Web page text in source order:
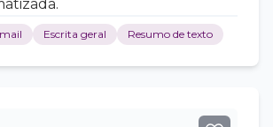
Escrita geral Resumo de texto